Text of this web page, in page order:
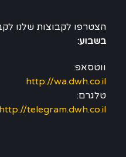
הצטרפו לקבוצות שלנו
בשבוע:
ווטסאפ:
http://wa.dwh.co.il
טלגרם:
http://telegram.dwh.co.il